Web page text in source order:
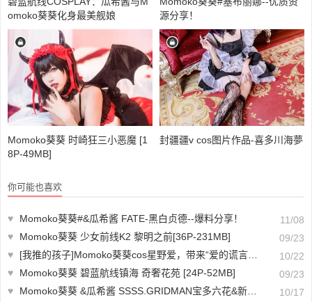
omoko葵葵化身最美舰娘
源分享！
Momoko葵葵 时崎狂三小恶魔 [1
8P-49MB]
封疆疆v cos图片作品-喜多川海夢
你可能也喜欢
♥ Momoko葵葵#&瓜希酱 FATE-黑白贞德--爆料分享！
11/08
♥
Momoko葵葵 少女前线K2 黎明之前[36P-231MB]
09/23
♥
[我推的孩子]Momoko葵葵cos星野爱，带来“爱的谎言” cosplay盛宴
10/22
♥
Momoko葵葵 碧蓝航线镇海 奇奢花苑 [24P-52MB]
09/23
♥
Momoko葵葵 &瓜希酱 SSSS.GRIDMAN宝多六花&新条茜 泳装[85P-472MB]
10/17